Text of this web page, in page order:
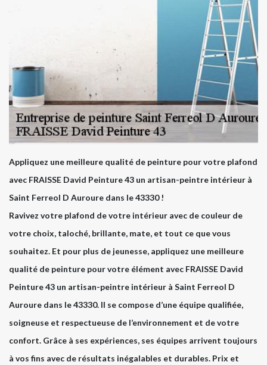
Appliquez une meilleure qualité de peinture pour votre plafond
avec FRAISSE David Peinture 43 un artisan-peintre intérieur à
Saint Ferreol D Auroure dans le 43330 !
Ravivez votre plafond de votre intérieur avec de couleur de
votre choix, taloché, brillante, mate, et tout ce que vous
souhaitez. Et pour plus de jeunesse, appliquez une meilleure
qualité de peinture pour votre élément avec FRAISSE David
Peinture 43 un artisan-peintre intérieur à Saint Ferreol D
Auroure dans le 43330. Il se compose d’une équipe qualifiée,
soigneuse et respectueuse de l’environnement et de votre
confort. Grâce à ses expériences, ses équipes arrivent toujours
à vos fins avec de résultats inégalables et durables. Prix et